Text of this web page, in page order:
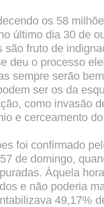
os 58
último dia 30 de
são fruto de
deu o processo
sempre serão
ser os da
como invasão
e cerceamento
foi confirmado
de domingo,
Àquela
e não poderia
49,17%